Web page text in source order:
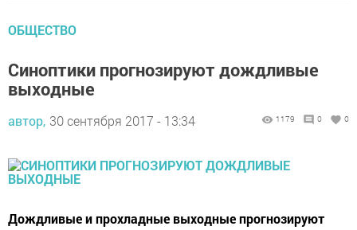
ОБЩЕСТВО
Синоптики прогнозируют дождливые
выходные
автор, 30 сентября 2017 - 13:34 1179 0 0
Дождливые и прохладные выходные прогнозируют